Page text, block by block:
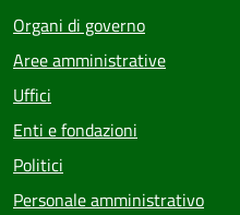
Organi di governo
Aree amministrative
Uffici
Enti e fondazioni
Politici
Personale amministrativo